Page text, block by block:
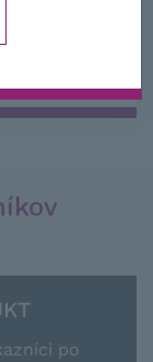
po